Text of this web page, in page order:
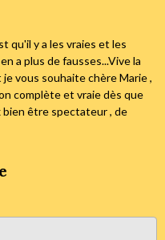
qu'il y a les vraies et les
a plus de fausses...Vive la
vous souhaite chère Marie ,
complète et vraie dès que
bien être spectateur , de